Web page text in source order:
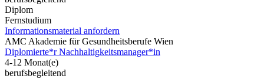
Diplom
Fernstudium
Informationsmaterial anfordern
AMC Akademie für Gesundheitsberufe Wien
Diplomierte*r Nachhaltigkeitsmanager*in
4-12 Monat(e)
berufsbegleitend